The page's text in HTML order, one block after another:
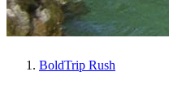
BoldTrip Rush